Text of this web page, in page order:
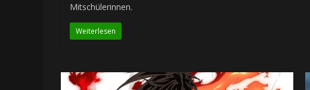
Mitschülerinnen.
Weiterlesen